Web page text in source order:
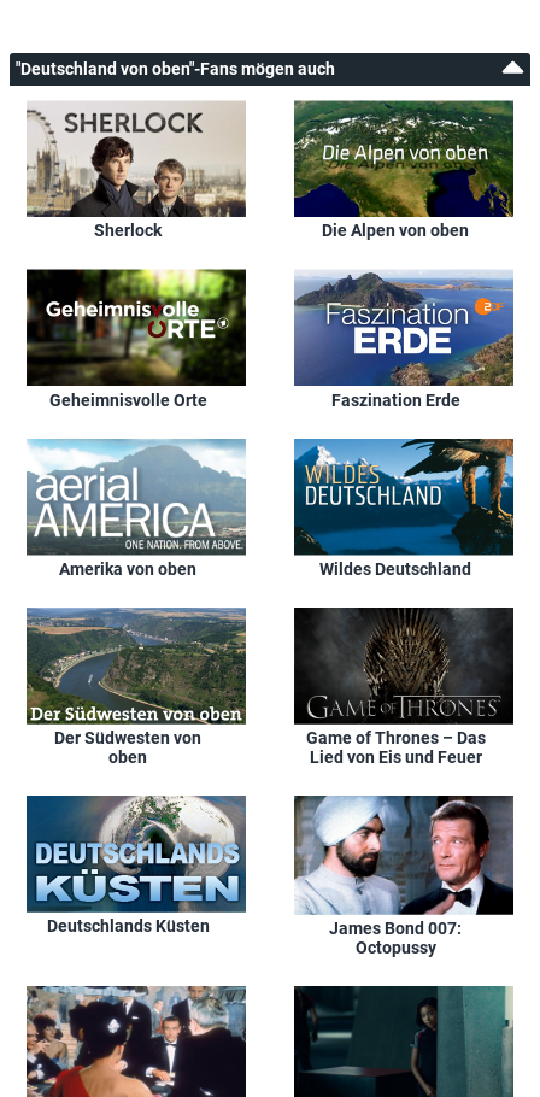
"Deutschland von oben"-Fans mögen auch
Sherlock Die Alpen von oben
Geheimnisvolle Orte Faszination Erde
Amerika von oben Wildes Deutschland
Der Südwesten von
oben
Game of Thrones – Das
Lied von Eis und Feuer
Deutschlands Küsten
James Bond 007:
Octopussy